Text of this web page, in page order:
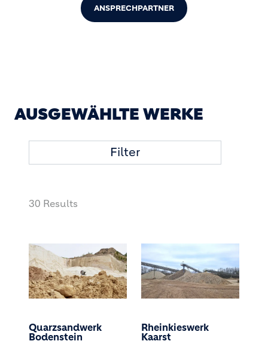
ANSPRECHPARTNER
AUSGEWÄHLTE WERKE
Filter
30 Results
Quarzsandwerk
Bodenstein
Rheinkieswerk
Kaarst